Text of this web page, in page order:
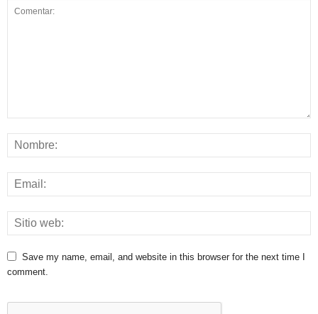
Save my name, email, and website in this browser for the next time I
comment.